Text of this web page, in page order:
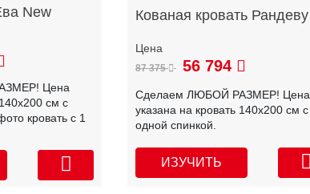
New
Цена
см с
кровать с 1
Кованая кровать Рандеву
87 375 56 794
Сделаем ЛЮБОЙ РАЗМЕР! Цена
указана на кровать 140х200 см с
одной спинкой.
ИЗУЧИТЬ